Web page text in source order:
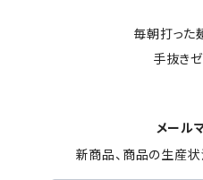
毎朝打った
手抜き
メール
新商品、商品の生産